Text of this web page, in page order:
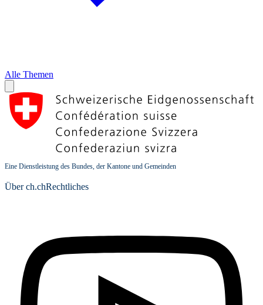
Alle Themen
Eine Dienstleistung des Bundes, der Kantone und Gemeinden
Über ch.chRechtliches